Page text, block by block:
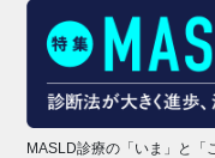
MASLD診療の「いま」と「